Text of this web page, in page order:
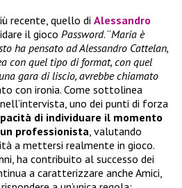
recente, quello di Alessandro
il gioco Password. “Maria è
ha pensato ad Alessandro Cattelan,
con quel tipo di format, con quel
gara di liscio, avrebbe chiamato
con ironia. Come sottolinea
uno dei punti di forza
di individuare il momento
professionista , valutando
a mettersi realmente in gioco.
ha contribuito al successo dei
a caratterizzare anche Amici,